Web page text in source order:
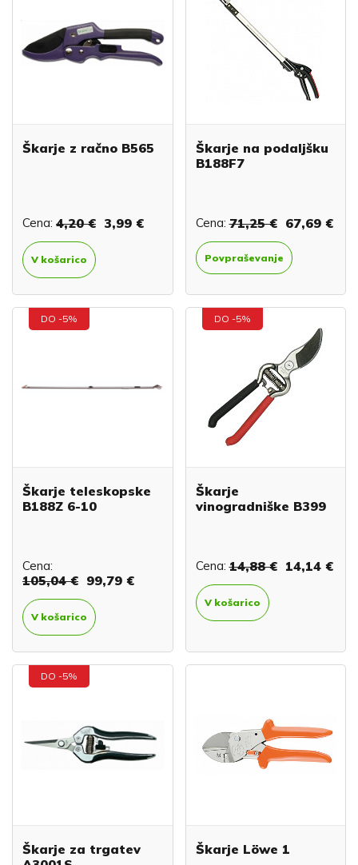
Škarje z račno B565
Cena: 4,20 € 3,99 €
V košarico
Škarje na podaljšku
B188F7
Cena: 71,25 € 67,69 €
Povpraševanje
DO -5%
Škarje teleskopske
B188Z 6-10
Cena:
105,04 € 99,79 €
V košarico
DO -5%
Škarje
vinogradniške B399
Cena: 14,88 € 14,14 €
V košarico
DO -5%
Škarje za trgatev
Škarje Löwe 1